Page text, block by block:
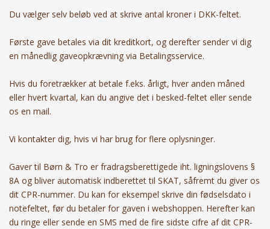
Du vælger selv beløb ved at skrive antal kroner i DKK-feltet.
Første gave betales via dit kreditkort, og derefter sender vi dig
en månedlig gaveopkrævning via Betalingsservice.
Hvis du foretrækker at betale f.eks. årligt, hver anden måned
eller hvert kvartal, kan du angive det i besked-feltet eller sende
os en mail.
Vi kontakter dig, hvis vi har brug for flere oplysninger.
Gaver til Børn & Tro er fradragsberettigede iht. ligningslovens §
8A og bliver automatisk indberettet til SKAT, såfremt du giver os
dit CPR-nummer. Du kan for eksempel skrive din fødselsdato i
notefeltet, før du betaler for gaven i webshoppen. Herefter kan
du ringe eller sende en SMS med de fire sidste cifre af dit CPR-